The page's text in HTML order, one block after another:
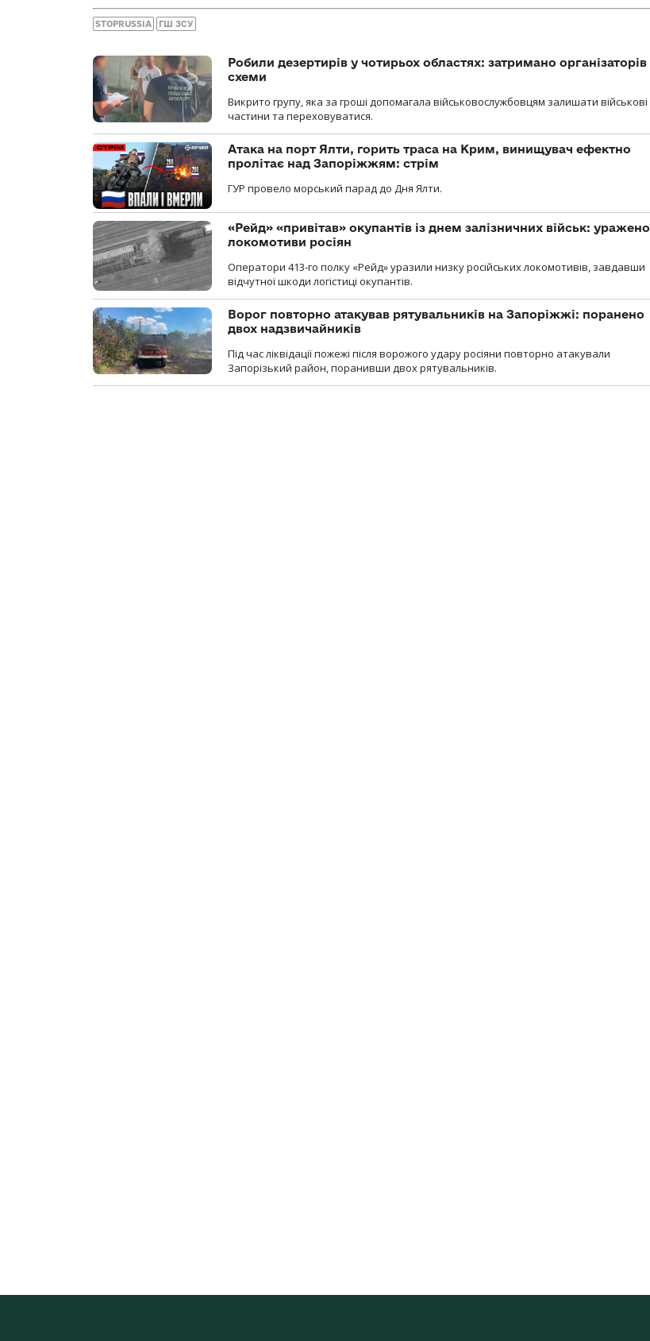
STOPRUSSIA ГШ ЗСУ
Робили дезертирів у чотирьох областях: затримано організаторів
схеми
Викрито групу, яка за гроші допомагала військовослужбовцям залишати військові
частини та переховуватися.
Атака на порт Ялти, горить траса на Крим, винищувач ефектно
пролітає над Запоріжжям: стрім
ГУР провело морський парад до Дня Ялти.
«Рейд» «привітав» окупантів із днем залізничних військ: уражено
локомотиви росіян
Оператори 413-го полку «Рейд» уразили низку російських локомотивів, завдавши
відчутної шкоди логістиці окупантів.
Ворог повторно атакував рятувальників на Запоріжжі: поранено
двох надзвичайників
Під час ліквідації пожежі після ворожого удару росіяни повторно атакували
Запорізький район, поранивши двох рятувальників.